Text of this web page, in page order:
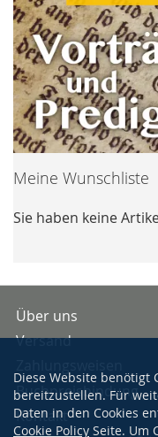
Meine Wunschliste
Sie haben keine
Über uns
Versand
Buchpreisbindung
Kontakt
Diese Website benötigt
bereitzustellen. Für
Daten in den Cookies
Cookie Policy Seite. Um